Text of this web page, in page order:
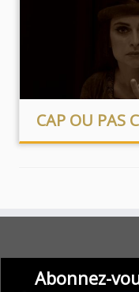
CAP OU PAS
Abonnez-